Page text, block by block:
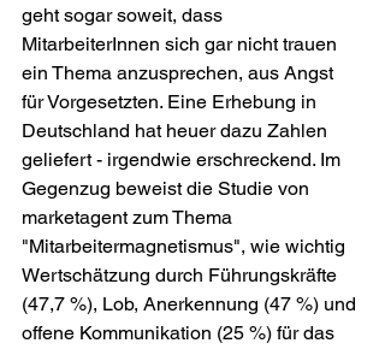
geht sogar soweit, dass
MitarbeiterInnen sich gar nicht trauen
ein Thema anzusprechen, aus Angst
für Vorgesetzten. Eine Erhebung in
Deutschland hat heuer dazu Zahlen
geliefert - irgendwie erschreckend. Im
Gegenzug beweist die Studie von
marketagent zum Thema
"Mitarbeitermagnetismus", wie wichtig
Wertschätzung durch Führungskräfte
(47,7 %), Lob, Anerkennung (47 %) und
offene Kommunikation (25 %) für das